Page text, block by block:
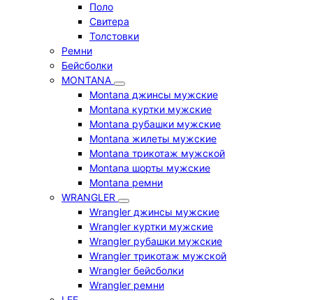
Поло
Свитера
Толстовки
Ремни
Бейсболки
MONTANA
Montana джинсы мужские
Montana куртки мужские
Montana рубашки мужские
Montana жилеты мужские
Montana трикотаж мужской
Montana шорты мужские
Montana ремни
WRANGLER
Wrangler джинсы мужские
Wrangler куртки мужские
Wrangler рубашки мужские
Wrangler трикотаж мужской
Wrangler бейсболки
Wrangler ремни